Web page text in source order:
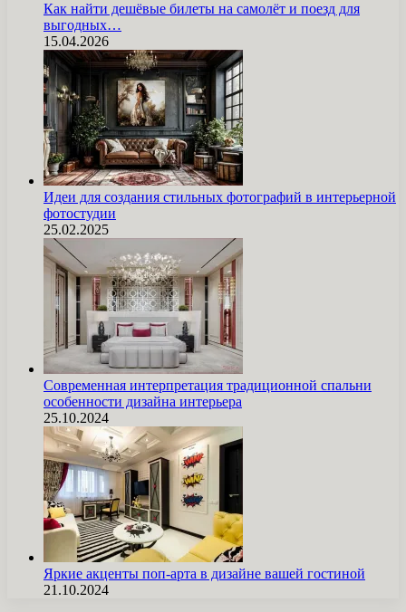
Как найти дешёвые билеты на самолёт и поезд для
выгодных…
15.04.2026
Идеи для создания стильных фотографий в интерьерной
фотостудии
25.02.2025
Современная интерпретация традиционной спальни
особенности дизайна интерьера
25.10.2024
Яркие акценты поп-арта в дизайне вашей гостиной
21.10.2024